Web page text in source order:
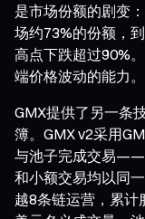
是市场份额的剧变
场约73%的份额，
高点下跌超过90%
端价格波动的能力。
GMX提供了另一条
簿。GMX v2采用
与池子完成交易——
和小额交易均以同
越8条链运营，累